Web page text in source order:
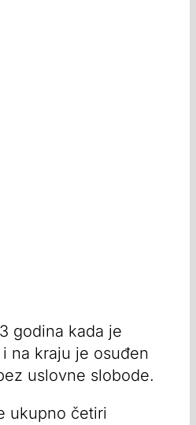
godina kada je
na kraju je osuđen
uslovne slobode.
ukupno četiri